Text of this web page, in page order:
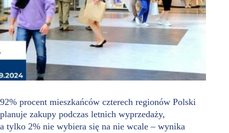
92% procent mieszkańców czterech regionów Polski
planuje zakupy podczas letnich wyprzedaży,
a tylko 2% nie wybiera się na nie wcale – wynika